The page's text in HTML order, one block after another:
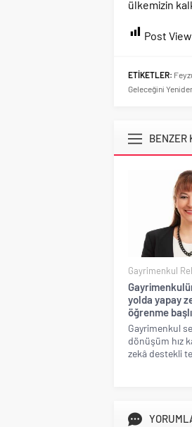
ülkemizin
Post
ETİKETLER:
Geleceğini
BENZER
Gayrimenkul
yolda yapay
öğrenme
Gayrimenkul
dönüşüm hız
zekâ destekli